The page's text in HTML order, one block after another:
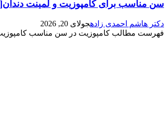
سن مناسب برای کامپوزیت و لمینت
دکتر هاشم احمدی زادهجولای 20, 2026
فهرست مطالب کامپوزیت در سن مناسب کامپوزیت